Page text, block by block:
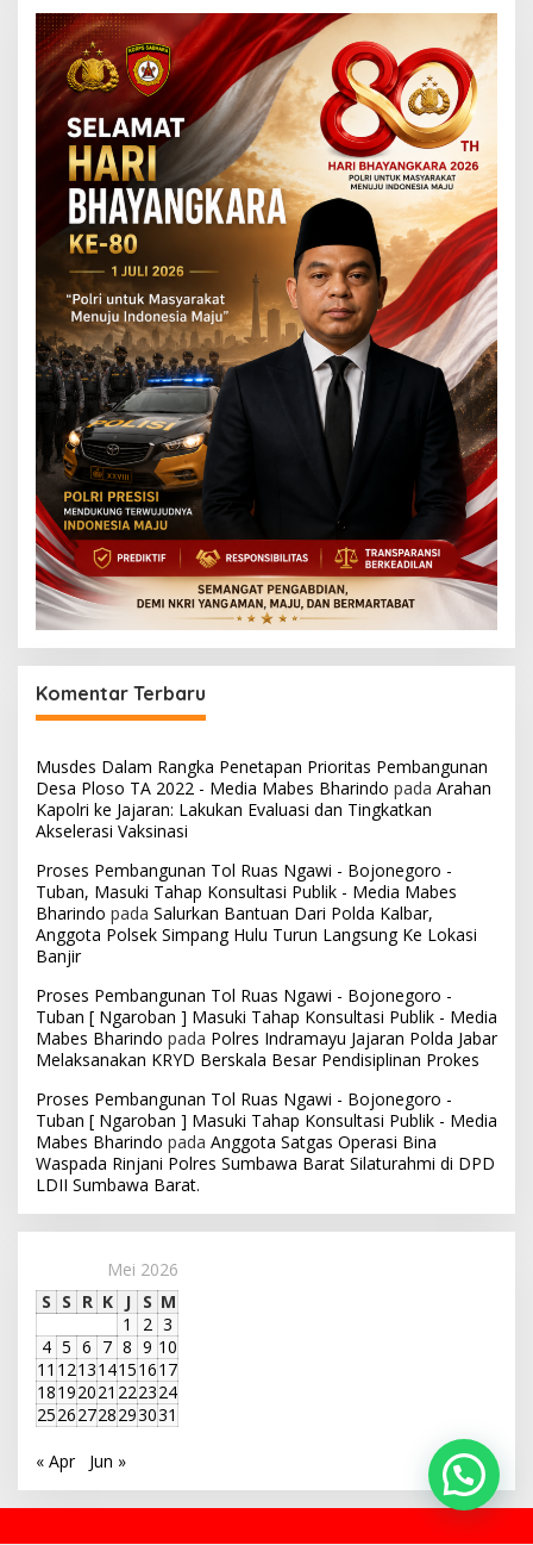
Komentar Terbaru
Musdes Dalam Rangka Penetapan Prioritas Pembangunan
Desa Ploso TA 2022 - Media Mabes Bharindo pada Arahan
Kapolri ke Jajaran: Lakukan Evaluasi dan Tingkatkan
Akselerasi Vaksinasi
Proses Pembangunan Tol Ruas Ngawi - Bojonegoro -
Tuban, Masuki Tahap Konsultasi Publik - Media Mabes
Bharindo pada Salurkan Bantuan Dari Polda Kalbar,
Anggota Polsek Simpang Hulu Turun Langsung Ke Lokasi
Banjir
Proses Pembangunan Tol Ruas Ngawi - Bojonegoro -
Tuban [ Ngaroban ] Masuki Tahap Konsultasi Publik - Media
Mabes Bharindo pada Polres Indramayu Jajaran Polda Jabar
Melaksanakan KRYD Berskala Besar Pendisiplinan Prokes
Proses Pembangunan Tol Ruas Ngawi - Bojonegoro -
Tuban [ Ngaroban ] Masuki Tahap Konsultasi Publik - Media
Mabes Bharindo pada Anggota Satgas Operasi Bina
Waspada Rinjani Polres Sumbawa Barat Silaturahmi di DPD
LDII Sumbawa Barat.
Mei 2026
S S R K J S M
1
2 3
4 5 6 7 8 9 10
11 121314151617
18192021 222324
25262728293031
« Apr Jun »